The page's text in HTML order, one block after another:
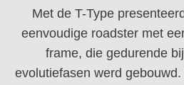
Met de T-Type
eenvoudige roadster met
frame, die gedurende
evolutiefasen werd